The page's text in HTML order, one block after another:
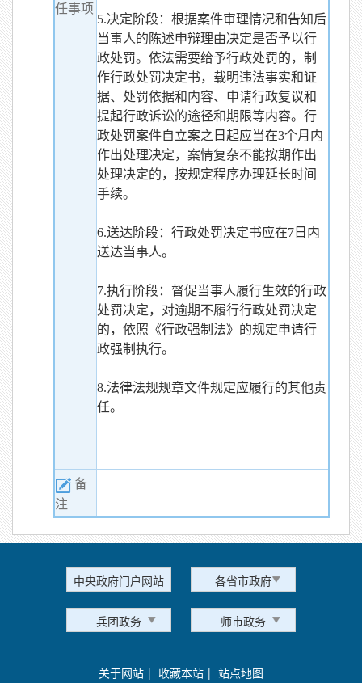
任事项
5.决定阶段：根据案件审理情况和告知后
当事人的陈述申辩理由决定是否予以行
政处罚。依法需要给予行政处罚的，制
作行政处罚决定书，载明违法事实和证
据、处罚依据和内容、申请行政复议和
提起行政诉讼的途径和期限等内容。行
政处罚案件自立案之日起应当在3个月内
作出处理决定，案情复杂不能按期作出
处理决定的，按规定程序办理延长时间
手续。
6.送达阶段：行政处罚决定书应在7日内
送达当事人。
7.执行阶段：督促当事人履行生效的行政
处罚决定，对逾期不履行行政处罚决定
的，依照《行政强制法》的规定申请行
政强制执行。
8.法律法规规章文件规定应履行的其他责
任。
备
注
中央政府门户网站 各省市政府
兵团政务 师市政务
关于网站 | 收藏本站 | 站点地图